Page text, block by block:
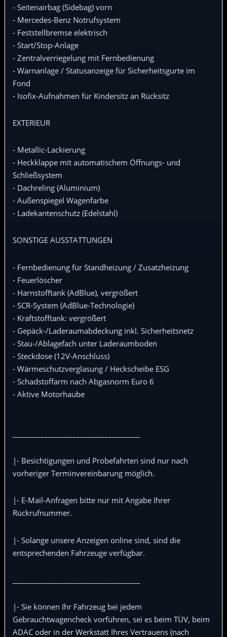
- Seitenairbag (Sidebag) vorn
- Mercedes-Benz Notrufsystem
- Feststellbremse elektrisch
- Start/Stop-Anlage
- Zentralverriegelung mit Fernbedienung
- Warnanlage / Statusanzeige für Sicherheitsgurte im
Fond
- Isofix-Aufnahmen für Kindersitz an Rücksitz
EXTERIEUR
- Metallic-Lackierung
- Heckklappe mit automatischem Öffnungs- und
Schließsystem
- Dachreling (Aluminium)
- Außenspiegel Wagenfarbe
- Ladekantenschutz (Edelstahl)
SONSTIGE AUSSTATTUNGEN
- Fernbedienung für Standheizung / Zusatzheizung
- Feuerlöscher
- Harnstofftank (AdBlue), vergrößert
- SCR-System (AdBlue-Technologie)
- Kraftstofftank: vergrößert
- Gepäck-/Laderaumabdeckung inkl. Sicherheitsnetz
- Stau-/Ablagefach unter Laderaumboden
- Steckdose (12V-Anschluss)
- Wärmeschutzverglasung / Heckscheibe ESG
- Schadstoffarm nach Abgasnorm Euro 6
- Aktive Motorhaube
|- Besichtigungen und Probefahrten sind nur nach
vorheriger Terminvereinbarung möglich.
|- E-Mail-Anfragen bitte nur mit Angabe Ihrer
Rückrufnummer.
|- Solange unsere Anzeigen online sind, sind die
entsprechenden Fahrzeuge verfügbar.
|- Sie können Ihr Fahrzeug bei jedem
Gebrauchtwagencheck vorführen, sei es beim TÜV, beim
ADAC oder in der Werkstatt Ihres Vertrauens (nach